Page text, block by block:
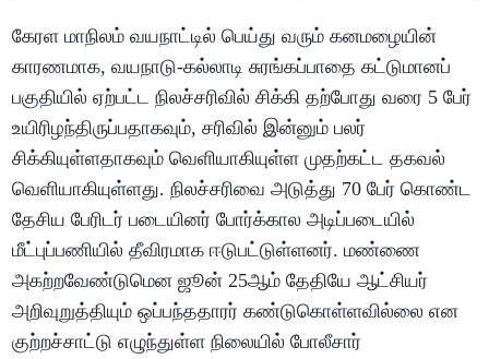
கேரள மாநிலம் வயநாட்டில் பெய்து வரும் கனமழையின்
காரணமாக, வயநாடு-கல்லாடி சுரங்கப்பாதை கட்டுமானப்
பகுதியில் ஏற்பட்ட நிலச்சரிவில் சிக்கி தற்போது வரை 5 பேர்
உயிரிழந்திருப்பதாகவும், சரிவில் இன்னும் பலர்
சிக்கியுள்ளதாகவும் வெளியாகியுள்ள முதற்கட்ட தகவல்
வெளியாகியுள்ளது. நிலச்சரிவை அடுத்து 70 பேர் கொண்ட
தேசிய பேரிடர் படையினர் போர்க்கால அடிப்படையில்
மீட்புப்பணியில் தீவிரமாக ஈடுபட்டுள்ளனர். மண்ணை
அகற்றவேண்டுமென ஜூன் 25ஆம் தேதியே ஆட்சியர்
அறிவுறுத்தியும் ஒப்பந்ததாரர் கண்டுகொள்ளவில்லை என
குற்றச்சாட்டு எழுந்துள்ள நிலையில் போலீசார்